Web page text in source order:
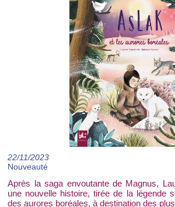
22/11/2023
Nouveauté
Après la saga envoutante de Magnus,
une nouvelle histoire, tirée de la légende
des aurores boréales, à destination des